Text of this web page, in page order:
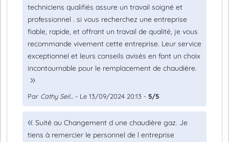
techniciens qualifiés assure un travail soigné et
professionnel . si vous recherchez une entreprise
fiable, rapide, et offrant un travail de qualité, je vous
recommande vivement cette entreprise. Leur service
exceptionnel et leurs conseils avisés en font un choix
incontournable pour le remplacement de chaudière.
Par Cathy Seil... - Le 13/09/2024 20:13 - 5/5
Suité au Changement d une chaudière gaz. Je
tiens à remercier le personnel de l entreprise